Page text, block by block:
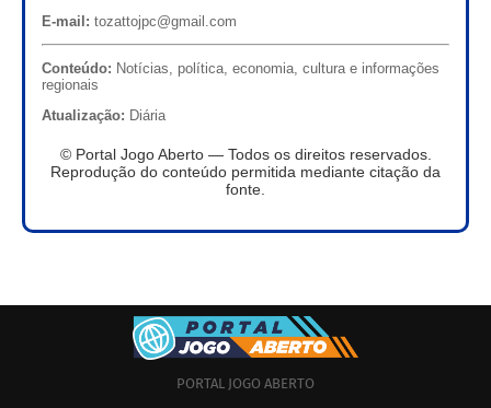
E-mail: tozattojpc@gmail.com
Conteúdo: Notícias, política, economia, cultura e informações
regionais
Atualização: Diária
© Portal Jogo Aberto — Todos os direitos reservados.
Reprodução do conteúdo permitida mediante citação da
fonte.
PORTAL JOGO ABERTO